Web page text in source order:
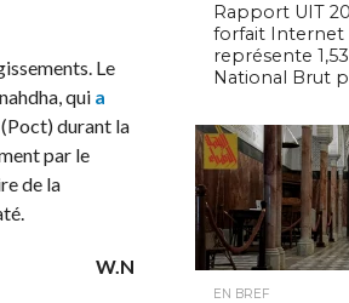
Le
qui a
durant la
par le
de la
W.N
Rapport UIT
forfait Internet
représente
National Brut
EN BREF